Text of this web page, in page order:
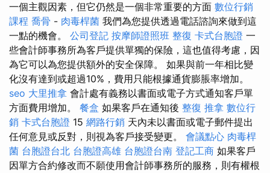
一個主觀因素，但它仍然是一個非常重要的方面 數位行銷
課程 喬骨 - 肉毒桿菌 我們為您提供透過電話諮詢來做到這
一點的機會。 公司登記 按摩師證照班 整復 卡式台胞證 一
些會計師事務所為客戶提供單獨的保險，這也值得考慮，因
為它可以為您提供額外的安全保障。 如果與前一年相比變
化沒有達到或超過10%，費用只能根據通貨膨脹率增加。
seo 大里推拿 會計處有義務以書面或電子方式通知客戶單
方面費用增加。 餐盒 如果客戶在通知後 整復 推拿 數位行
銷 卡式台胞證 15 網路行銷 天內未以書面或電子郵件提出
任何意見或反對，則視為客戶接受變更。 會議點心 肉毒桿
菌 台胞證台北 台胞證高雄 台胞證台南 登記工商 如果客戶
因單方合約修改而不願使用會計師事務所的服務，則有權根